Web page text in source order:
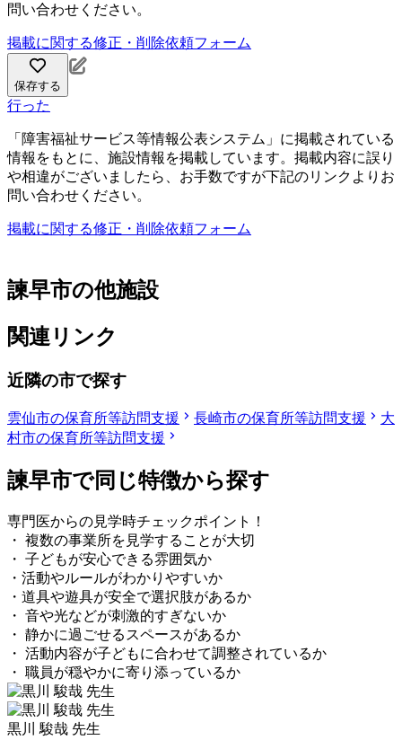
問い合わせください。
掲載に関する修正・削除依頼フォーム
保存する
行った
「障害福祉サービス等情報公表システム」に掲載されている
情報をもとに、施設情報を掲載しています。掲載内容に誤り
や相違がございましたら、お手数ですが下記のリンクよりお
問い合わせください。
掲載に関する修正・削除依頼フォーム
諫早市の他施設
関連リンク
近隣の市で探す
雲仙市の保育所等訪問支援 長崎市の保育所等訪問支援
大
村市の保育所等訪問支援
諫早市で同じ特徴から探す
専門医からの見学時チェックポイント！
・ 複数の事業所を見学することが大切
・ 子どもが安心できる雰囲気か
・活動やルールがわかりやすいか
・道具や遊具が安全で選択肢があるか
・ 音や光などが刺激的すぎないか
・ 静かに過ごせるスペースがあるか
・ 活動内容が子どもに合わせて調整されているか
・ 職員が穏やかに寄り添っているか
黒川 駿哉 先生